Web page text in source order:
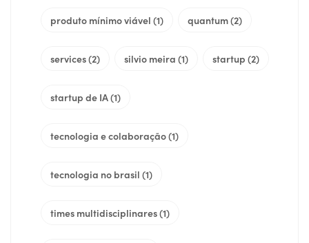
produto mínimo viável (1) quantum(2)
services(2) silvio meira (1) startup (2)
startup de IA(1)
tecnologia e colaboração(1)
tecnologia no brasil (1)
times multidisciplinares(1)